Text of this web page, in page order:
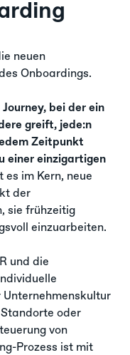
neuen
Onboardings.
bei der ein
greift, jede:n
Zeitpunkt
einer einzigartigen
es im Kern, neue
der
sie frühzeitig
einzuarbeiten.
und die
Unternehmenskultur
oder
von
Prozess ist mit